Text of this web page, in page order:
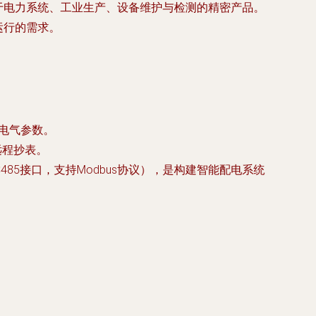
力系统、工业生产、设备维护与检测的精密产品。
的需求。
气参数。
抄表。
接口，支持Modbus协议），是构建智能配电系统